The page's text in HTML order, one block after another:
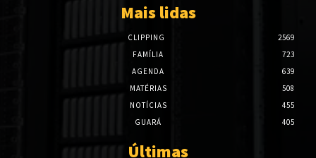
Mais lidas
CLIPPING
2569
FAMÍLIA
723
AGENDA
639
MATÉRIAS
508
NOTÍCIAS
455
GUARÁ
405
Últimas